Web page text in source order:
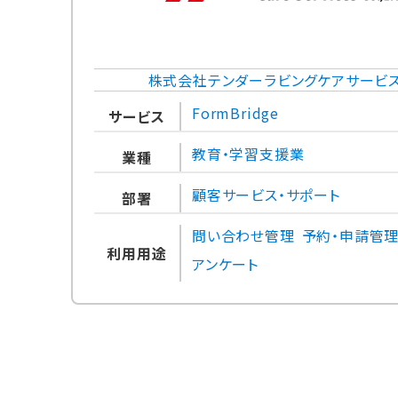
株式会社テンダーラビングケアサービ
サービス
FormBridge
業種 教育・学習支援業
部署 顧客サービス・サポート
利用用途
問い合わせ管理 予約・申請管
アンケート